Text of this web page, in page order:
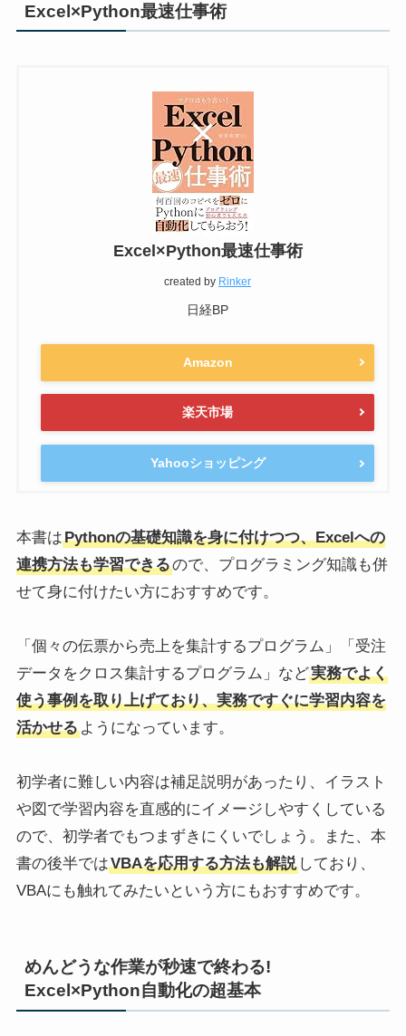
Excel×Python最速仕事術
Excel×Python最速仕事術
created by Rinker
日経BP
Amazon
楽天市場
Yahooショッピング
本書はPythonの基礎知識を身に付けつつ、Excelへの
連携方法も学習できるので、プログラミング知識も併
せて身に付けたい方におすすめです。
「個々の伝票から売上を集計するプログラム」「受注
データをクロス集計するプログラム」など実務でよく
使う事例を取り上げており、実務ですぐに学習内容を
活かせるようになっています。
初学者に難しい内容は補足説明があったり、イラスト
や図で学習内容を直感的にイメージしやすくしている
ので、初学者でもつまずきにくいでしょう。また、本
書の後半ではVBAを応用する方法も解説しており、
VBAにも触れてみたいという方にもおすすめです。
めんどうな作業が秒速で終わる!
Excel×Python自動化の超基本